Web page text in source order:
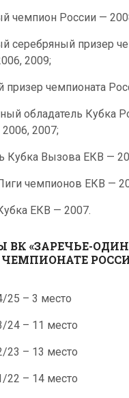
чемпион России —
серебряный призер
2009;
призер чемпионата
обладатель Кубка
2007;
Кубка Вызова ЕКВ —
чемпионов ЕКВ —
ЕКВ — 2007.
ВК «ЗАРЕЧЬЕ-
25 – 3 место
24 – 11 место
23 – 13 место
22 – 14 место